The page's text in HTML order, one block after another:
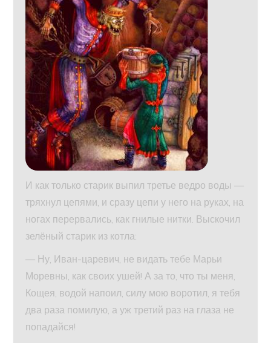
И как только старик выпил третье ведро воды —
тряхнул цепями, и сразу цепи у него на руках, на
ногах перервались, как гнилые нитки. Выскочил
зелёный старик из котла:
— Ну, Иван-царевич, не видать тебе Марьи
Моревны, как своих ушей! А за то, что ты меня,
Кощея, водой напоил, силу мою воротил, я тебя
два раза помилую, а уж третий раз на глаза не
попадайся!